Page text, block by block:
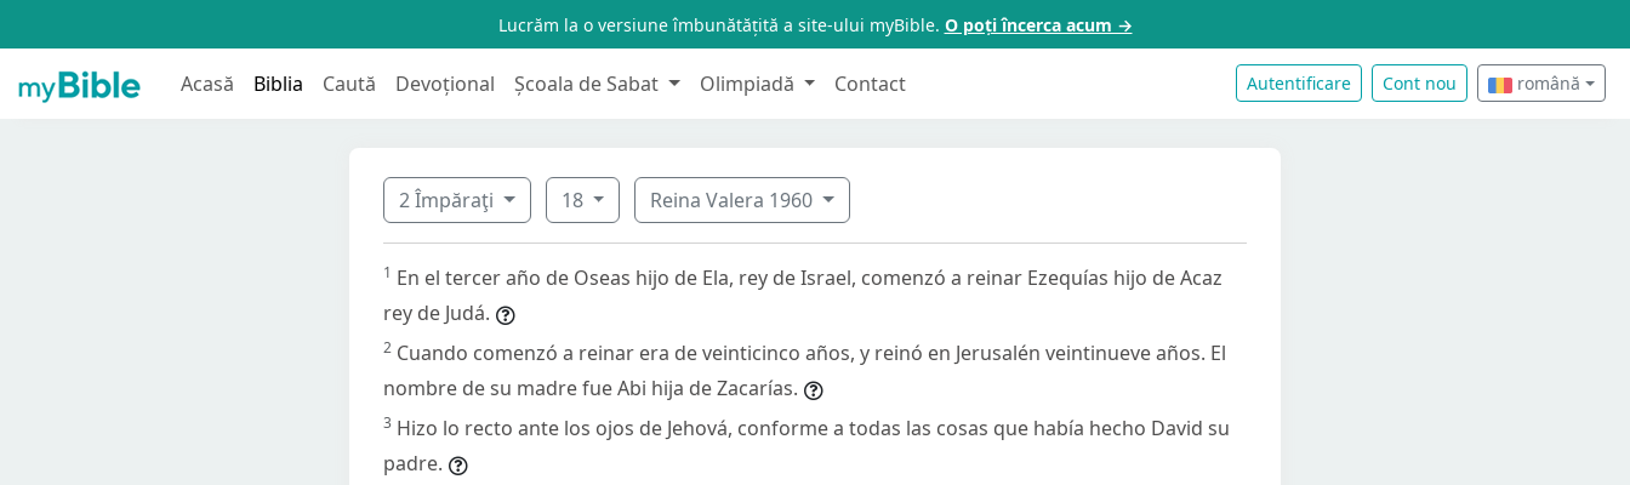
Lucrăm la o versiune îmbunătățită a site-ului myBible. O poți încerca acum →
Acasă Biblia Caută Devoțional Școala de Sabat Olimpiadă Contact Autentificare Cont nou română
2 Împăraţi 18 Reina Valera 1960
1 En el tercer año de Oseas hijo de Ela, rey de Israel, comenzó a reinar Ezequías hijo de Acaz
rey de Judá.
2 Cuando comenzó a reinar era de veinticinco años, y reinó en Jerusalén veintinueve años. El
nombre de su madre fue Abi hija de Zacarías.
3 Hizo lo recto ante los ojos de Jehová, conforme a todas las cosas que había hecho David su
padre.